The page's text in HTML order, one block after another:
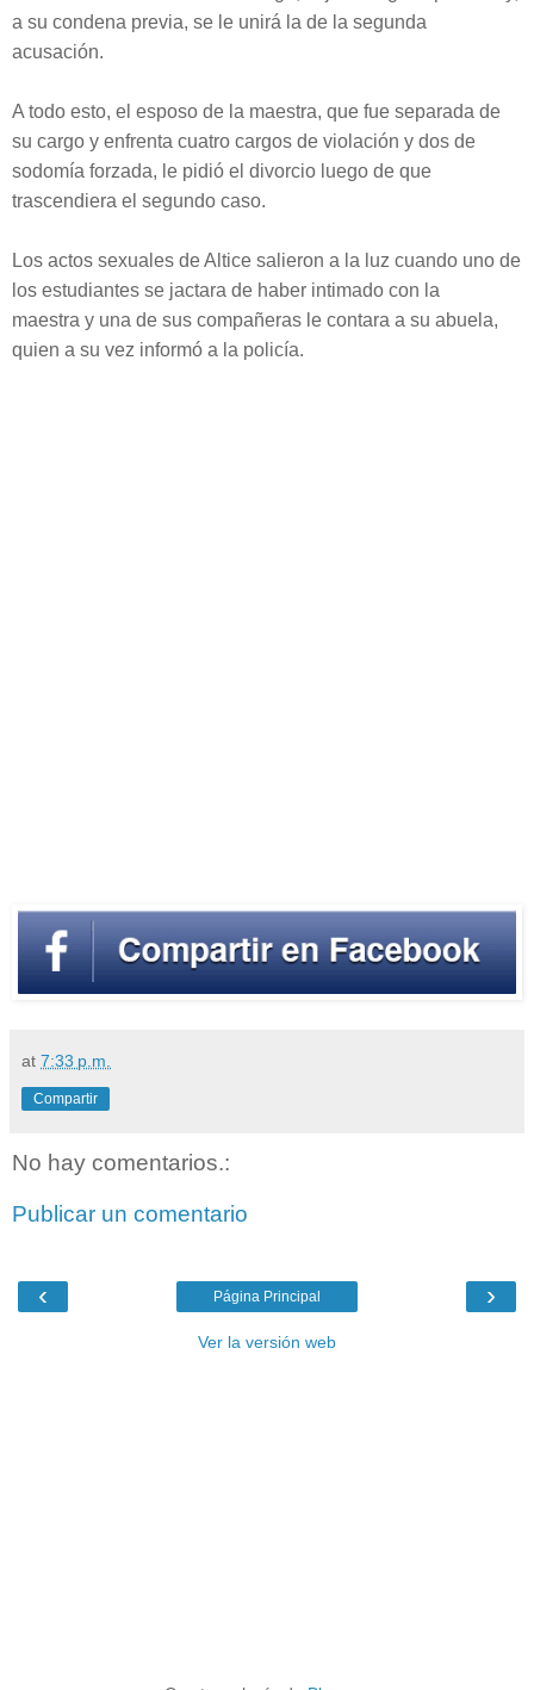
a su condena previa, se le unirá la de la segunda
acusación.
A todo esto, el esposo de la maestra, que fue separada de
su cargo y enfrenta cuatro cargos de violación y dos de
sodomía forzada, le pidió el divorcio luego de que
trascendiera el segundo caso.
Los actos sexuales de Altice salieron a la luz cuando uno de
los estudiantes se jactara de haber intimado con la
maestra y una de sus compañeras le contara a su abuela,
quien a su vez informó a la policía.
at 7:33 p.m.
Compartir
No hay comentarios.:
Publicar un comentario
‹ ›
Página Principal
Ver la versión web